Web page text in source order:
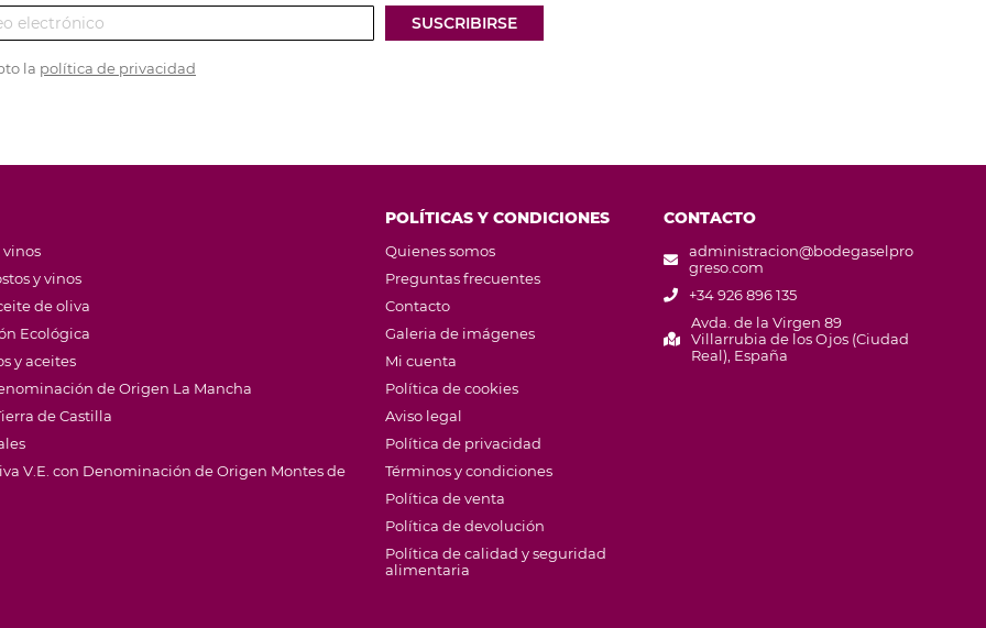
SUSCRIBIRSE
la política de privacidad
vinos
y vinos
de oliva
Ecológica
y aceites
de Origen La Mancha
de Castilla
V.E. con Denominación de Origen Montes de
POLÍTICAS Y CONDICIONES
Quienes somos
Preguntas frecuentes
Contacto
Galeria de imágenes
Mi cuenta
Política de cookies
Aviso legal
Política de privacidad
Términos y condiciones
Política de venta
Política de devolución
Política de calidad y seguridad
alimentaria
CONTACTO
administracion@bodegaselpro
greso.com
+34 926 896 135
Avda. de la Virgen 89
Villarrubia de los Ojos (Ciudad
Real), España